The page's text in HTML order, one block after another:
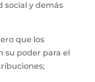
social y demás
que los
su poder para el